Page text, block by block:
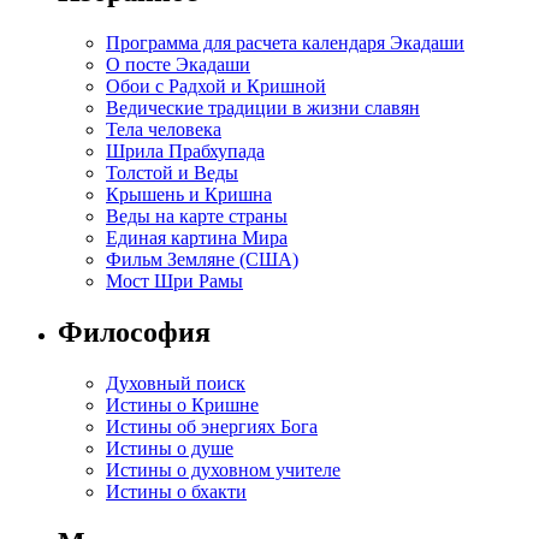
Программа для расчета календаря Экадаши
О посте Экадаши
Обои с Радхой и Кришной
Ведические традиции в жизни славян
Тела человека
Шрила Прабхупада
Толстой и Веды
Крышень и Кришна
Веды на карте страны
Единая картина Мира
Фильм Земляне (США)
Мост Шри Рамы
Философия
Духовный поиск
Истины о Кришне
Истины об энергиях Бога
Истины о душе
Истины о духовном учителе
Истины о бхакти